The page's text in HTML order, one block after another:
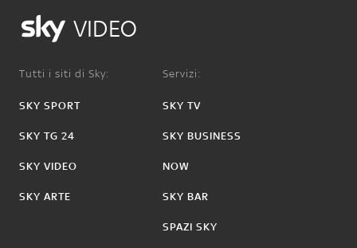
VIDEO
Tutti i siti di Sky:
SKY SPORT
SKY TG 24
SKY VIDEO
SKY ARTE
Servizi:
SKY TV
SKY BUSINESS
NOW
SKY BAR
SPAZI SKY